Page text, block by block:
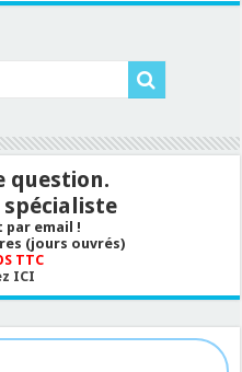
question.
email !
(jours ouvrés)
TTC
ICI